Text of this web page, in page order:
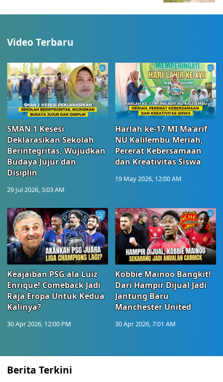
Video Terbaru
SMAN 1 Kesesi
Deklarasikan Sekolah
Berintegritas, Wujudkan
Budaya Jujur dan
Disiplin
29 Jul 2026, 3:03 AM
Harlah ke-17 MI Ma’arif
NU Kalilembu Meriah,
Pererat Kebersamaan
dan Kreativitas Siswa
19 May 2026, 12:00 AM
Keajaiban PSG ala Luiz
Enrique! Comeback Jadi
Raja Eropa Untuk Kedua
Kalinya?
30 Apr 2026, 12:00 PM
Kobbie Mainoo Bangkit!
Dari Hampir Dijual Jadi
Jantung Baru
Manchester United
30 Apr 2026, 7:01 AM
Berita Terkini